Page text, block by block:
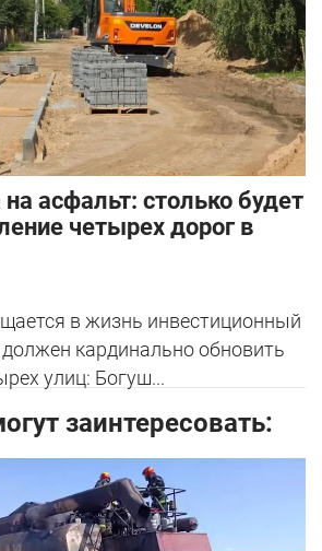
асфальт: столько будет
четырех дорог в
в жизнь инвестиционный
кардинально обновить
улиц: Богуш...
заинтересовать: